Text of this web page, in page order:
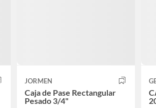
JORMEN
Caja de Pase Rectangular
Pesado 3/4"